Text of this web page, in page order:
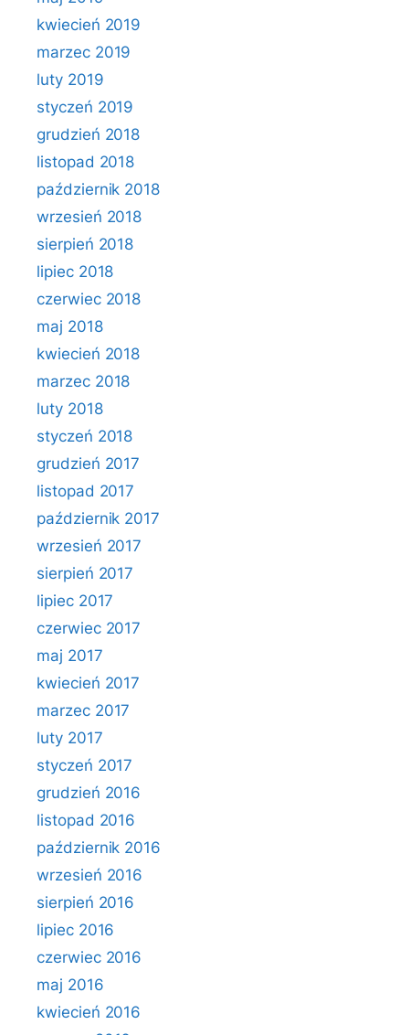
kwiecień 2019
marzec 2019
luty 2019
styczeń 2019
grudzień 2018
listopad 2018
październik 2018
wrzesień 2018
sierpień 2018
lipiec 2018
czerwiec 2018
maj 2018
kwiecień 2018
marzec 2018
luty 2018
styczeń 2018
grudzień 2017
listopad 2017
październik 2017
wrzesień 2017
sierpień 2017
lipiec 2017
czerwiec 2017
maj 2017
kwiecień 2017
marzec 2017
luty 2017
styczeń 2017
grudzień 2016
listopad 2016
październik 2016
wrzesień 2016
sierpień 2016
lipiec 2016
czerwiec 2016
maj 2016
kwiecień 2016